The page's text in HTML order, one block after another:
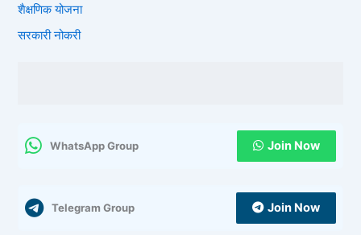
शैक्षणिक योजना
सरकारी नोकरी
WhatsApp Group Join Now
Telegram Group Join Now